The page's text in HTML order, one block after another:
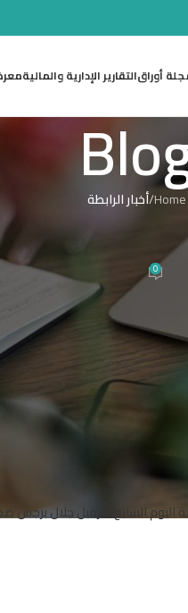
أوراقالتقارير الإدارية والمالية
Home
/أخبار الرابطة
محمد سمحان 0
بأجمل التهاني والتبريكات
اليوم السابع) للزميل جلال برجس